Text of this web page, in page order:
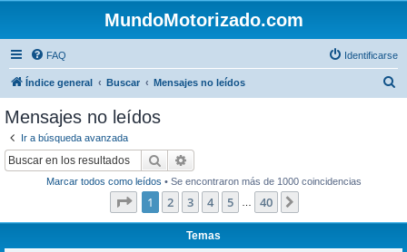
MundoMotorizado.com
FAQ Identificarse
Índice general Buscar Mensajes no leídos
Mensajes no leídos
Ir a búsqueda avanzada
Buscar
Marcar todos como leídos • Se encontraron más de 1000 coincidencias
Página de 40
1 2 3 4 5 40
Temas